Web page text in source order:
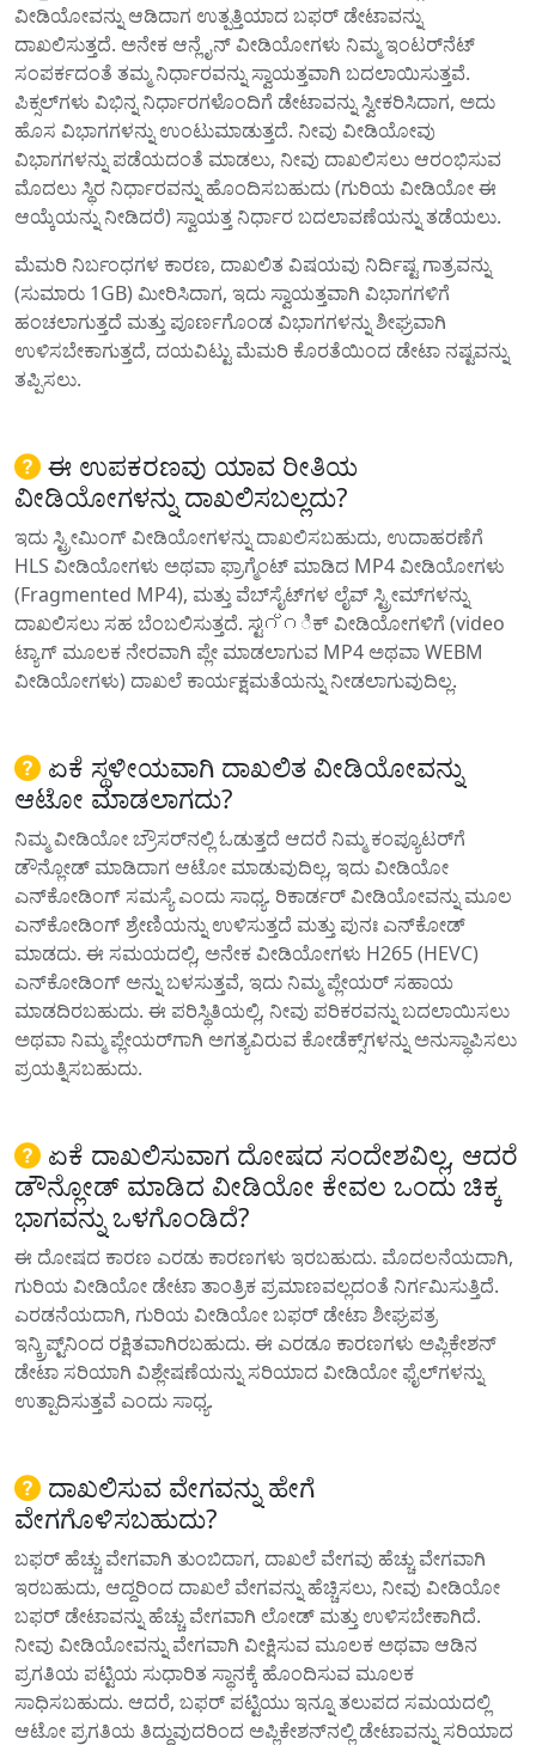
ವೀಡಿಯೋವನ್ನು ಆಡಿದಾಗ ಉತ್ಪತ್ತಿಯಾದ ಬಫರ್ ಡೇಟಾವನ್ನು
ದಾಖಲಿಸುತ್ತದೆ. ಅನೇಕ ಆನ್ಲೈನ್ ವೀಡಿಯೋಗಳು ನಿಮ್ಮ ಇಂಟರ್‌ನೆಟ್
ಸಂಪರ್ಕದಂತೆ ತಮ್ಮ ನಿರ್ಧಾರವನ್ನು ಸ್ವಾಯತ್ತವಾಗಿ ಬದಲಾಯಿಸುತ್ತವೆ.
ಪಿಕ್ಸಲ್‌ಗಳು ವಿಭಿನ್ನ ನಿರ್ಧಾರಗಳೊಂದಿಗೆ ಡೇಟಾವನ್ನು ಸ್ವೀಕರಿಸಿದಾಗ, ಅದು
ಹೊಸ ವಿಭಾಗಗಳನ್ನು ಉಂಟುಮಾಡುತ್ತದೆ. ನೀವು ವೀಡಿಯೋವು
ವಿಭಾಗಗಳನ್ನು ಪಡೆಯದಂತೆ ಮಾಡಲು, ನೀವು ದಾಖಲಿಸಲು ಆರಂಭಿಸುವ
ಮೊದಲು ಸ್ಥಿರ ನಿರ್ಧಾರವನ್ನು ಹೊಂದಿಸಬಹುದು (ಗುರಿಯ ವೀಡಿಯೋ ಈ
ಆಯ್ಕೆಯನ್ನು ನೀಡಿದರೆ) ಸ್ವಾಯತ್ತ ನಿರ್ಧಾರ ಬದಲಾವಣೆಯನ್ನು ತಡೆಯಲು.
ಮೆಮರಿ ನಿರ್ಬಂಧಗಳ ಕಾರಣ, ದಾಖಲಿತ ವಿಷಯವು ನಿರ್ದಿಷ್ಟ ಗಾತ್ರವನ್ನು
(ಸುಮಾರು 1GB) ಮೀರಿಸಿದಾಗ, ಇದು ಸ್ವಾಯತ್ತವಾಗಿ ವಿಭಾಗಗಳಿಗೆ
ಹಂಚಲಾಗುತ್ತದೆ ಮತ್ತು ಪೂರ್ಣಗೊಂಡ ವಿಭಾಗಗಳನ್ನು ಶೀಘ್ರವಾಗಿ
ಉಳಿಸಬೇಕಾಗುತ್ತದೆ, ದಯವಿಟ್ಟು ಮೆಮರಿ ಕೊರತೆಯಿಂದ ಡೇಟಾ ನಷ್ಟವನ್ನು
ತಪ್ಪಿಸಲು.
ಈ ಉಪಕರಣವು ಯಾವ ರೀತಿಯ
ವೀಡಿಯೋಗಳನ್ನು ದಾಖಲಿಸಬಲ್ಲದು?
ಇದು ಸ್ಟ್ರೀಮಿಂಗ್ ವೀಡಿಯೋಗಳನ್ನು ದಾಖಲಿಸಬಹುದು, ಉದಾಹರಣೆಗೆ
HLS ವೀಡಿಯೋಗಳು ಅಥವಾ ಫ್ರಾಗ್ಮೆಂಟ್ ಮಾಡಿದ MP4 ವೀಡಿಯೋಗಳು
(Fragmented MP4), ಮತ್ತು ವೆಬ್‌ಸೈಟ್‌ಗಳ ಲೈವ್ ಸ್ಟ್ರೀಮ್‌ಗಳನ್ನು
ದಾಖಲಿಸಲು ಸಹ ಬೆಂಬಲಿಸುತ್ತದೆ. ಸ್ಟാറ്റಿಕ್ ವೀಡಿಯೋಗಳಿಗೆ (video
ಟ್ಯಾಗ್ ಮೂಲಕ ನೇರವಾಗಿ ಪ್ಲೇ ಮಾಡಲಾಗುವ MP4 ಅಥವಾ WEBM
ವೀಡಿಯೋಗಳು) ದಾಖಲೆ ಕಾರ್ಯಕ್ಷಮತೆಯನ್ನು ನೀಡಲಾಗುವುದಿಲ್ಲ.
ಏಕೆ ಸ್ಥಳೀಯವಾಗಿ ದಾಖಲಿತ ವೀಡಿಯೋವನ್ನು
ಆಟೋ ಮಾಡಲಾಗದು?
ನಿಮ್ಮ ವೀಡಿಯೋ ಬ್ರೌಸರ್‌ನಲ್ಲಿ ಓಡುತ್ತದೆ ಆದರೆ ನಿಮ್ಮ ಕಂಪ್ಯೂಟರ್‌ಗೆ
ಡೌನ್ಲೋಡ್ ಮಾಡಿದಾಗ ಆಟೋ ಮಾಡುವುದಿಲ್ಲ, ಇದು ವೀಡಿಯೋ
ಎನ್‌ಕೋಡಿಂಗ್ ಸಮಸ್ಯೆ ಎಂದು ಸಾಧ್ಯ. ರಿಕಾರ್ಡರ್ ವೀಡಿಯೋವನ್ನು ಮೂಲ
ಎನ್‌ಕೋಡಿಂಗ್ ಶ್ರೇಣಿಯನ್ನು ಉಳಿಸುತ್ತದೆ ಮತ್ತು ಪುನಃ ಎನ್‌ಕೋಡ್
ಮಾಡದು. ಈ ಸಮಯದಲ್ಲಿ, ಅನೇಕ ವೀಡಿಯೋಗಳು H265 (HEVC)
ಎನ್‌ಕೋಡಿಂಗ್ ಅನ್ನು ಬಳಸುತ್ತವೆ, ಇದು ನಿಮ್ಮ ಪ್ಲೇಯರ್ ಸಹಾಯ
ಮಾಡದಿರಬಹುದು. ಈ ಪರಿಸ್ಥಿತಿಯಲ್ಲಿ, ನೀವು ಪರಿಕರವನ್ನು ಬದಲಾಯಿಸಲು
ಅಥವಾ ನಿಮ್ಮ ಪ್ಲೇಯರ್‌ಗಾಗಿ ಅಗತ್ಯವಿರುವ ಕೋಡೆಕ್ಸ್‌ಗಳನ್ನು ಅನುಸ್ಥಾಪಿಸಲು
ಪ್ರಯತ್ನಿಸಬಹುದು.
ಏಕೆ ದಾಖಲಿಸುವಾಗ ದೋಷದ ಸಂದೇಶವಿಲ್ಲ, ಆದರೆ
ಡೌನ್ಲೋಡ್ ಮಾಡಿದ ವೀಡಿಯೋ ಕೇವಲ ಒಂದು ಚಿಕ್ಕ
ಭಾಗವನ್ನು ಒಳಗೊಂಡಿದೆ?
ಈ ದೋಷದ ಕಾರಣ ಎರಡು ಕಾರಣಗಳು ಇರಬಹುದು. ಮೊದಲನೆಯದಾಗಿ,
ಗುರಿಯ ವೀಡಿಯೋ ಡೇಟಾ ತಾಂತ್ರಿಕ ಪ್ರಮಾಣವಲ್ಲದಂತೆ ನಿರ್ಗಮಿಸುತ್ತಿದೆ.
ಎರಡನೆಯದಾಗಿ, ಗುರಿಯ ವೀಡಿಯೋ ಬಫರ್ ಡೇಟಾ ಶೀಘ್ರಪತ್ರ
ಇನ್ಕ್ರಿಪ್ಟ್‌ನಿಂದ ರಕ್ಷಿತವಾಗಿರಬಹುದು. ಈ ಎರಡೂ ಕಾರಣಗಳು ಅಪ್ಲಿಕೇಶನ್
ಡೇಟಾ ಸರಿಯಾಗಿ ವಿಶ್ಲೇಷಣೆಯನ್ನು ಸರಿಯಾದ ವೀಡಿಯೋ ಫೈಲ್‌ಗಳನ್ನು
ಉತ್ಪಾದಿಸುತ್ತವೆ ಎಂದು ಸಾಧ್ಯ.
ದಾಖಲಿಸುವ ವೇಗವನ್ನು ಹೇಗೆ
ವೇಗಗೊಳಿಸಬಹುದು?
ಬಫರ್ ಹೆಚ್ಚು ವೇಗವಾಗಿ ತುಂಬಿದಾಗ, ದಾಖಲೆ ವೇಗವು ಹೆಚ್ಚು ವೇಗವಾಗಿ
ಇರಬಹುದು, ಆದ್ದರಿಂದ ದಾಖಲೆ ವೇಗವನ್ನು ಹೆಚ್ಚಿಸಲು, ನೀವು ವೀಡಿಯೋ
ಬಫರ್ ಡೇಟಾವನ್ನು ಹೆಚ್ಚು ವೇಗವಾಗಿ ಲೋಡ್ ಮತ್ತು ಉಳಿಸಬೇಕಾಗಿದೆ.
ನೀವು ವೀಡಿಯೋವನ್ನು ವೇಗವಾಗಿ ವೀಕ್ಷಿಸುವ ಮೂಲಕ ಅಥವಾ ಆಡಿನ
ಪ್ರಗತಿಯ ಪಟ್ಟಿಯ ಸುಧಾರಿತ ಸ್ಥಾನಕ್ಕೆ ಹೊಂದಿಸುವ ಮೂಲಕ
ಸಾಧಿಸಬಹುದು. ಆದರೆ, ಬಫರ್ ಪಟ್ಟಿಯು ಇನ್ನೂ ತಲುಪದ ಸಮಯದಲ್ಲಿ
ಆಟೋ ಪ್ರಗತಿಯ ತಿದ್ದುವುದರಿಂದ ಅಪ್ಲಿಕೇಶನ್‌ನಲ್ಲಿ ಡೇಟಾವನ್ನು ಸರಿಯಾದ